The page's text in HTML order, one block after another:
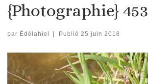
{Photographie} 453
par Édélahiel Publié 25 juin 2018